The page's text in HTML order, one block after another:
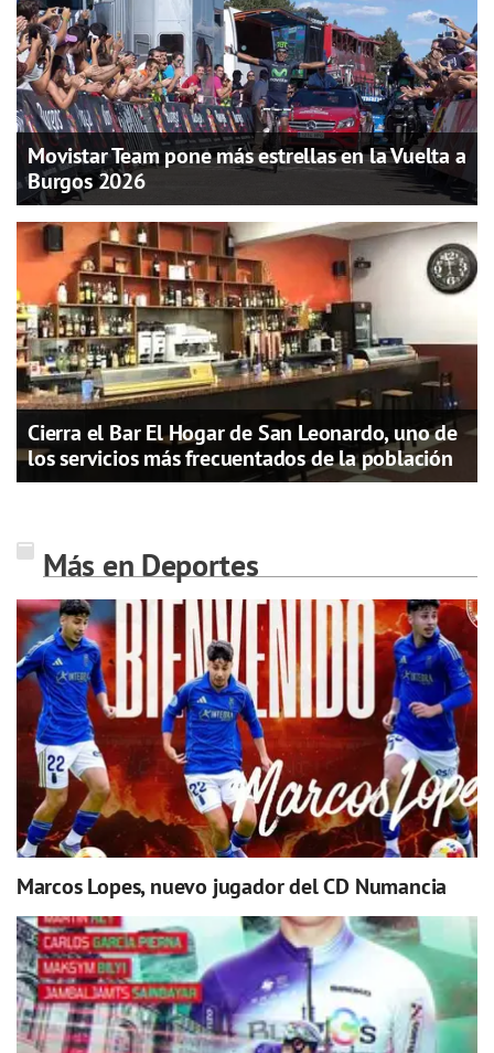
Movistar Team pone más estrellas en la Vuelta a
Burgos 2026
Cierra el Bar El Hogar de San Leonardo, uno de
los servicios más frecuentados de la población
Más en Deportes
Marcos Lopes, nuevo jugador del CD Numancia